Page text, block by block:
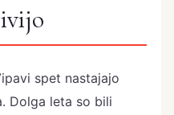
spet nastajajo
Dolga leta so bili